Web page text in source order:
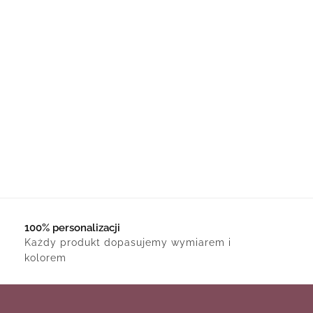
100% personalizacji
Każdy produkt dopasujemy wymiarem i
kolorem